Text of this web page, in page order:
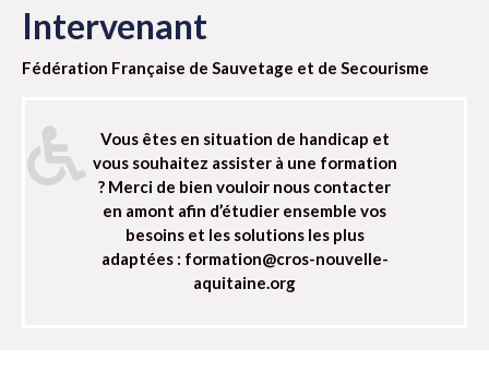
Intervenant
Fédération Française de Sauvetage et de Secourisme
Vous êtes en situation de handicap et
vous souhaitez assister à une formation
? Merci de bien vouloir nous contacter
en amont afin d’étudier ensemble vos
besoins et les solutions les plus
adaptées : formation@cros-nouvelle-
aquitaine.org